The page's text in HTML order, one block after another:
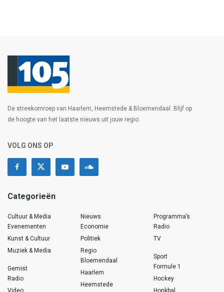
De streekomroep van Haarlem, Heemstede & Bloemendaal. Blijf op
de hoogte van het laatste nieuws uit jouw regio.
VOLG ONS OP
Categorieën
Cultuur & Media
Evenementen
Kunst & Cultuur
Muziek & Media
Gemist
Radio
Video
Nieuws
Economie
Politiek
Regio
Bloemendaal
Haarlem
Heemstede
Programma’s
Radio
TV
Sport
Formule 1
Hockey
Honkbal